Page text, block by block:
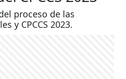
proceso de las
y CPCCS 2023.